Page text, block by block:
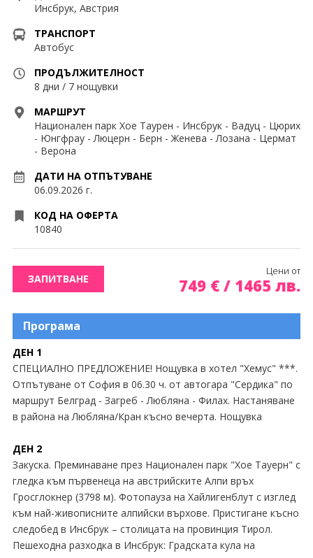
Екскурзии ОАЕ
Екскурзии Румъния
Екскурзии Русия
Екскурзии Сърбия
Екскурзии Турция
Екскурзии Франция
Екскурзии Чехия
Екскурзии Швейцария
Екскурзии Швеция
0878 63 98 89
ПОСЛЕДВАЙТЕ НИ
Инсбрук, Австрия
ТРАНСПОРТ
Автобус
ПРОДЪЛЖИТЕЛНОСТ
8 дни / 7 нощувки
МАРШРУТ
Национален парк Хое Таурен - Инсбрук - Вадуц - Цюрих
- Юнгфрау - Люцерн - Берн - Женева - Лозана - Цермат
- Верона
ДАТИ НА ОТПЪТУВАНЕ
06.09.2026 г.
КОД НА ОФЕРТА
10840
ЗАПИТВАНЕ
Цени от
749 € / 1465 лв.
Програма
ДЕН 1
СПЕЦИАЛНО ПРЕДЛОЖЕНИЕ! Нощувка в хотел "Хемус" ***.
Отпътуване от София в 06.30 ч. от автогара "Сердика" по
маршрут Белград - Загреб - Любляна - Филах. Настаняване
в района на Любляна/Кран късно вечерта. Нощувка
ДЕН 2
Закуска. Преминаване през Национален парк "Хое Тауерн" с
гледка към първенеца на австрийските Алпи връх
Гросглокнер (3798 м). Фотопауза на Хайлигенблут с изглед
към най-живописните алпийски върхове. Пристигане късно
следобед в Инсбрук – столицата на провинция Тирол.
Пешеходна разходка в Инсбрук: Градската кула на